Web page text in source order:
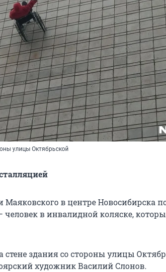
улицы Октябрьской
Маяковского в центре Новосибирска
в инвалидной коляске,
стене здания со стороны улицы
художник Василий Слонов.